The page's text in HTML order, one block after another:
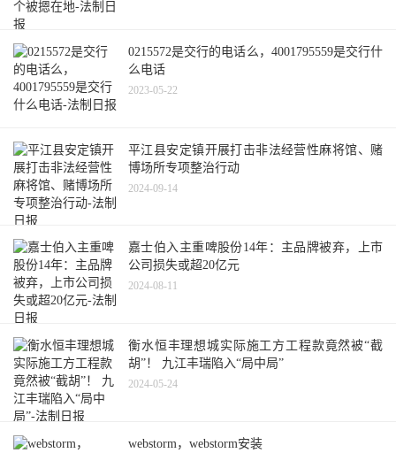
0215572是交行的电话么，4001795559是交行什
么电话
2023-05-22
平江县安定镇开展打击非法经营性麻将馆、赌
博场所专项整治行动
2024-09-14
嘉士伯入主重啤股份14年：主品牌被弃，上市
公司损失或超20亿元
2024-08-11
衡水恒丰理想城实际施工方工程款竟然被“截
胡”！ 九江丰瑞陷入“局中局”
2024-05-24
webstorm，webstorm安装